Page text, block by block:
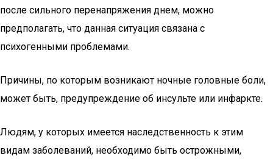
после сильного перенапряжения днем, можно
предполагать, что данная ситуация связана с
психогенными проблемами.
Причины, по которым возникают ночные головные боли,
может быть, предупреждение об инсульте или инфаркте.
Людям, у которых имеется наследственность к этим
видам заболеваний, необходимо быть острожными,